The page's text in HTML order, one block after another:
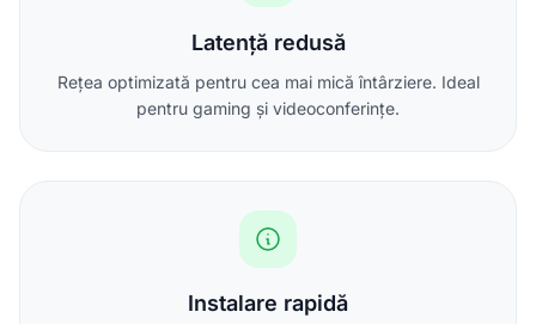
Latență redusă
Rețea optimizată pentru cea mai mică întârziere. Ideal
pentru gaming și videoconferințe.
Instalare rapidă